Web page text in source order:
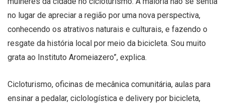
no lugar de apreciar a região por uma nova perspectiva,
conhecendo os atrativos naturais e culturais, e fazendo o
resgate da história local por meio da bicicleta. Sou muito
grata ao Instituto Aromeiazero”, explica.
Cicloturismo, oficinas de mecânica comunitária, aulas para
ensinar a pedalar, ciclologística e delivery por bicicleta,